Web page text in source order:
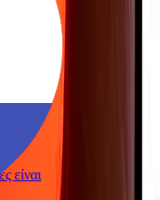
είναι